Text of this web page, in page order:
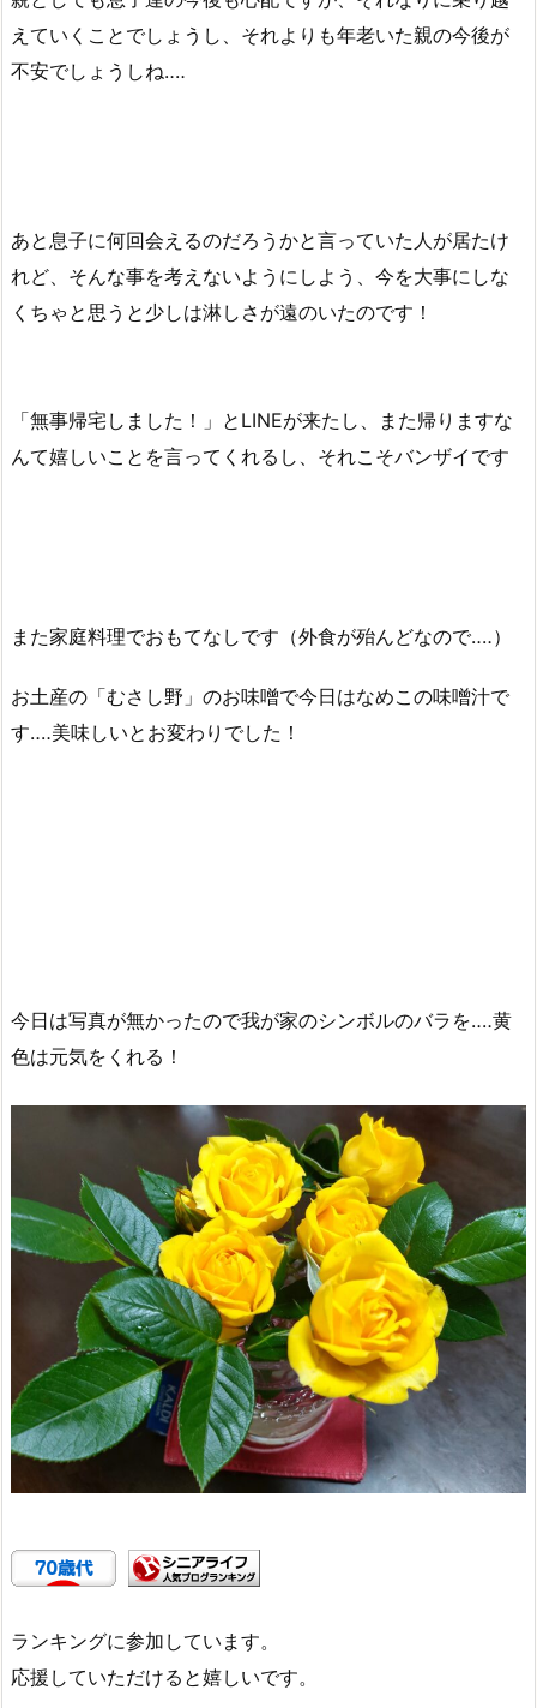
えていくことでしょうし、それよりも年老いた親の今後が
不安でしょうしね‥‥
あと息子に何回会えるのだろうかと言っていた人が居たけ
れど、そんな事を考えないようにしよう、今を大事にしな
くちゃと思うと少しは淋しさが遠のいたのです！
「無事帰宅しました！」とLINEが来たし、また帰りますな
んて嬉しいことを言ってくれるし、それこそバンザイです
また家庭料理でおもてなしです（外食が殆んどなので‥‥）
お土産の「むさし野」のお味噌で今日はなめこの味噌汁で
す‥‥美味しいとお変わりでした！
今日は写真が無かったので我が家のシンボルのバラを‥‥黄
色は元気をくれる！
ランキングに参加しています。
応援していただけると嬉しいです。